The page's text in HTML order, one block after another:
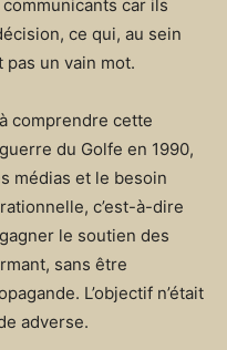
car ils
ce qui, au sein
pas un vain mot.
comprendre cette
du Golfe en 1990,
médias et le besoin
c’est-à-dire
le soutien des
sans être
L’objectif n’était
adverse.